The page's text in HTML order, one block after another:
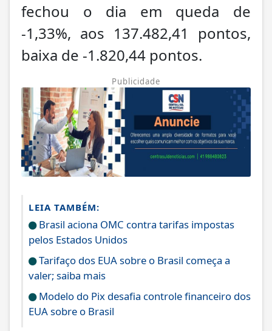
fechou o dia em queda de
-1,33%, aos 137.482,41 pontos,
baixa de -1.820,44 pontos.
Publicidade
LEIA TAMBÉM:
Brasil aciona OMC contra tarifas impostas
pelos Estados Unidos
Tarifaço dos EUA sobre o Brasil começa a
valer; saiba mais
Modelo do Pix desafia controle financeiro dos
EUA sobre o Brasil